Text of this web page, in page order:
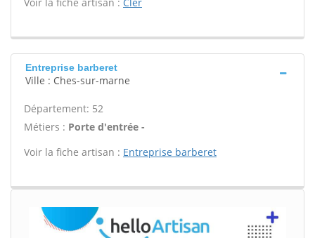
Entreprise barberet
Ville : Ches-sur-marne
Département: 52
Métiers : Porte d'entrée -
Voir la fiche artisan : Entreprise barberet